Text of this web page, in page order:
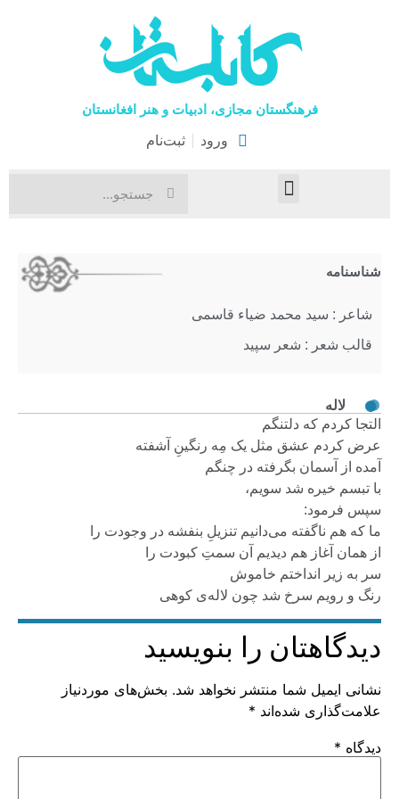
فرهنگستان مجازی، ادبیات و هنر افغانستان
ورود ثبت‌نام
لاله
التجا کردم که دلتنگم
عرض کردم عشق مثل یک مِه رنگینِ آشفته
آمده از آسمان بگرفته در چنگم
با تبسم خیره شد سویم،
سپس فرمود:
ما که هم ناگفته می‌دانیم تنزیلِ بنفشه در وجودت را
از همان آغاز هم دیدیم آن سمتِ کبودت را
سر به زیر انداختم خاموش
رنگ و رویم سرخ شد چون لاله‌ی کوهی
دیدگاهتان را بنویسید
نشانی ایمیل شما منتشر نخواهد شد. بخش‌های موردنیاز
علامت‌گذاری شده‌اند *
دیدگاه *
شناسنامه
شاعر : سید محمد ضیاء قاسمی
قالب شعر : شعر سپید